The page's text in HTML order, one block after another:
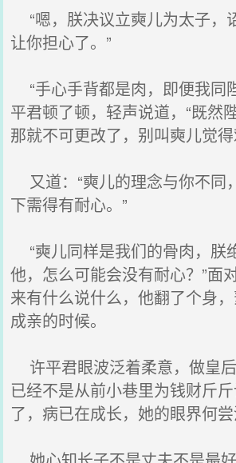
“嗯，朕决议立奭儿为太子，
让你担心了。”
“手心手背都是肉，即便我
平君顿了顿，轻声说道，“既然
那就不可更改了，别叫奭儿觉得
又道：“奭儿的理念与你不同
下需得有耐心。”
“奭儿同样是我们的骨肉，朕
他，怎么可能会没有耐心？”面
来有什么说什么，他翻了个身
成亲的时候。
许平君眼波泛着柔意，做皇
已经不是从前小巷里为钱财斤
了，病已在成长，她的眼界何尝